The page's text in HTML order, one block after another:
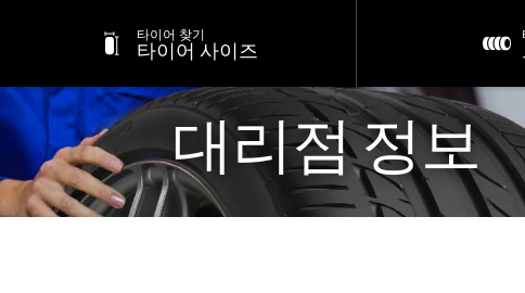
타이어 찾기
타이어 사이즈
대리점 정보